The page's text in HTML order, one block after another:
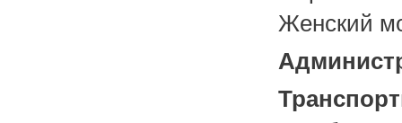
Женский